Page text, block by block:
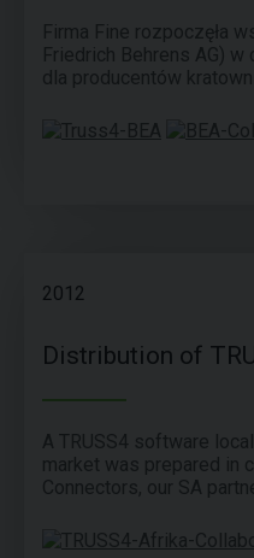
Firma Fine rozpoczęła
Friedrich Behrens AG)
dla producentów
2012
Distribution of
A TRUSS4 software
market was prepared in
Connectors, our SA